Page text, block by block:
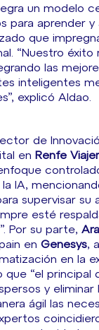
un modelo
para aprender y
que
“Nuestro éxito
las
inteligentes
explicó Aldao.
de
en Renfe
IA,
supervisar su
esté
Por su parte,
en Genesys,
en la
“el principal
y eliminar
ágil las